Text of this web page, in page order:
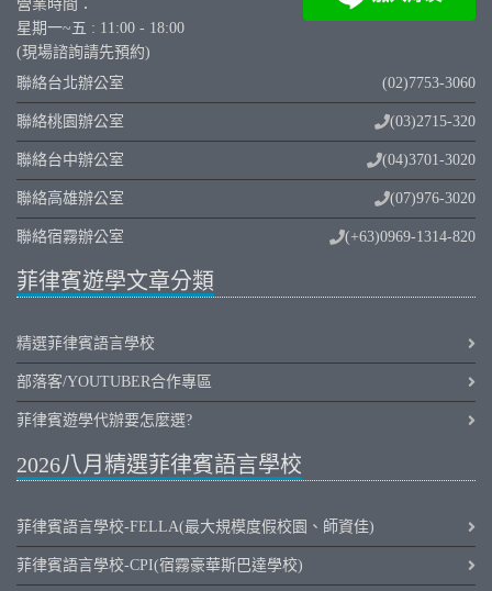
營業時間：
星期一~五 : 11:00 - 18:00
(現場諮詢請先預約)
聯絡台北辦公室
(02)7753-3060
聯絡桃園辦公室 (03)2715-320
聯絡台中辦公室 (04)3701-3020
聯絡高雄辦公室 (07)976-3020
聯絡宿霧辦公室 (+63)0969-1314-820
菲律賓遊學文章分類
精選菲律賓語言學校
部落客/YOUTUBER合作專區
菲律賓遊學代辦要怎麼選?
2026八月精選菲律賓語言學校
菲律賓語言學校-FELLA(最大規模度假校園、師資佳)
菲律賓語言學校-CPI(宿霧豪華斯巴達學校)